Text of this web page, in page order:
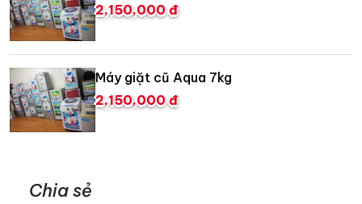
2,150,000 đ
Máy giặt cũ Aqua 7kg
2,150,000 đ
Chia sẻ